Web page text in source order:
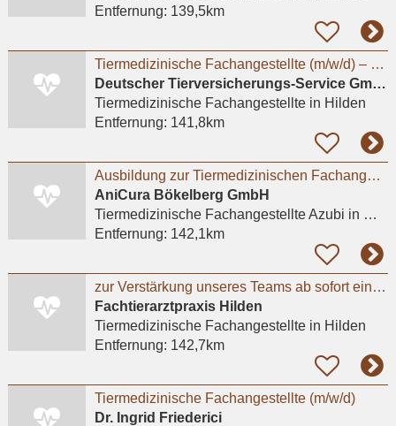
Entfernung: 139,5km
Tiermedizinische Fachangestellte (m/w/d) – Kundenberatung & Backoffice
Deutscher Tierversicherungs-Service GmbH & Co. KG
Tiermedizinische Fachangestelltein Hilden
Entfernung: 141,8km
Ausbildung zur Tiermedizinischen Fachangestellten (m/w/d) 2026 - Mönchengladbach / Bökelberg
AniCura Bökelberg GmbH
Tiermedizinische Fachangestellte Azubi in Mönchengladbach
Entfernung: 142,1km
zur Verstärkung unseres Teams ab sofort eine engagierte und herzliche TFA in Vollzeit.
Fachtierarztpraxis Hilden
Tiermedizinische Fachangestelltein Hilden
Entfernung: 142,7km
Tiermedizinische Fachangestellte (m/w/d)
Dr. Ingrid Friederici